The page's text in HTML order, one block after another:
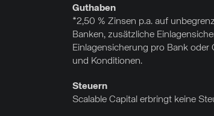
Guthaben
*2,50 % Zinsen p.a. auf
Banken, zusätzliche
Einlagensicherung pro Bank
und Konditionen.
Steuern
Scalable Capital erbringt keine